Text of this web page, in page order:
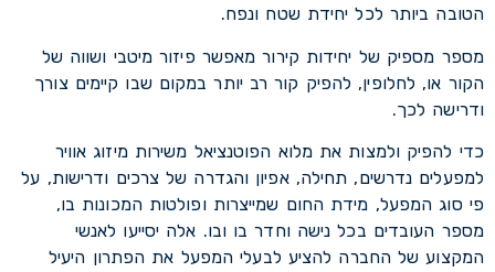
הטובה ביותר לכל יחידת שטח ונפח.
מספר מספיק של יחידות קירור מאפשר פיזור מיטבי ושווה של
הקור או, לחלופין, להפיק קור רב יותר במקום שבו קיימים צורך
ודרישה לכך.
כדי להפיק ולמצות את מלוא הפוטנציאל משירות מיזוג אוויר
למפעלים נדרשים, תחילה, אפיון והגדרה של צרכים ודרישות, על
פי סוג המפעל, מידת החום שמייצרות ופולטות המכונות בו,
מספר העובדים בכל נישה וחדר בו ובו. אלה יסייעו לאנשי
המקצוע של החברה להציע לבעלי המפעל את הפתרון היעיל